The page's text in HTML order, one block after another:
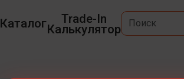
Каталог Trade-In
Калькулятор